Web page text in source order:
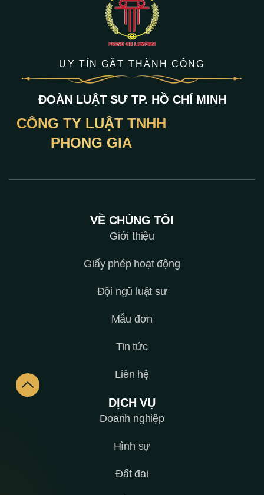
UY TÍN GẶT THÀNH CÔNG
ĐOÀN LUẬT SƯ TP. HỒ CHÍ MINH
CÔNG TY LUẬT TNHH
PHONG GIA
VỀ CHÚNG TÔI
Giới thiệu
Giấy phép hoạt động
Đội ngũ luật sư
Mẫu đơn
Tin tức
Liên hệ
DỊCH VỤ
Doanh nghiệp
Hình sự
Đất đai